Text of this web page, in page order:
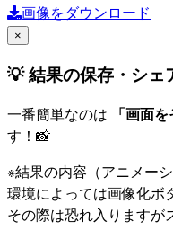
画像をダウンロード
×
💡 結果の保存・シェ
一番簡単なのは 「画面
す！📸
※結果の内容（アニメー
環境によっては画像化ボ
その際は恐れ入りますが